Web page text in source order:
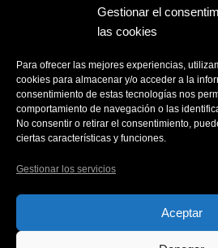
Gestionar el
las cookies
Para ofrecer las mejores experiencias,
cookies para almacenar y/o acceder a la
consentimiento de estas tecnologías nos
comportamiento de navegación o las
No consentir o retirar el consentimiento,
ciertas características y funciones.
Gestionar los servicios
Aceptar
enseñan en la escuela.
8 consejos de un fotógrafo de
3 Trucos de un fotógrafo de
gestionar el NO fácilmente
© Fotografía de producto moda
Alicante 2026